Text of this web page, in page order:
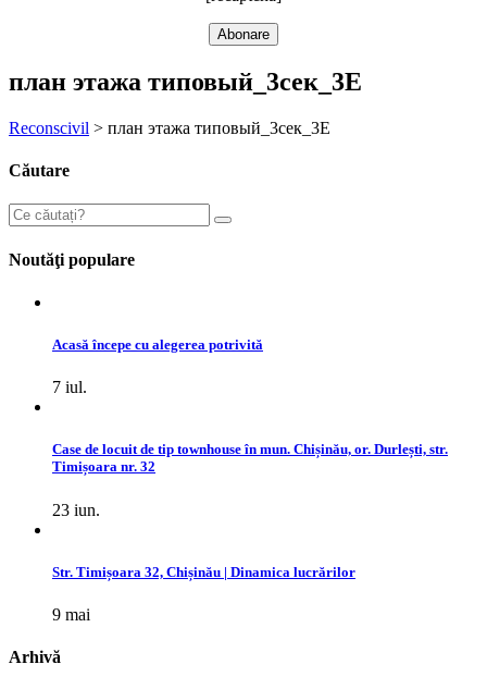
план этажа типовый_3сек_3Е
Reconscivil > план этажа типовый_3сек_3Е
Căutare
Noutăţi populare
Acasă începe cu alegerea potrivită
7 iul.
Case de locuit de tip townhouse în mun. Chișinău, or. Durlești, str.
Timișoara nr. 32
23 iun.
Str. Timișoara 32, Chișinău | Dinamica lucrărilor
9 mai
Arhivă